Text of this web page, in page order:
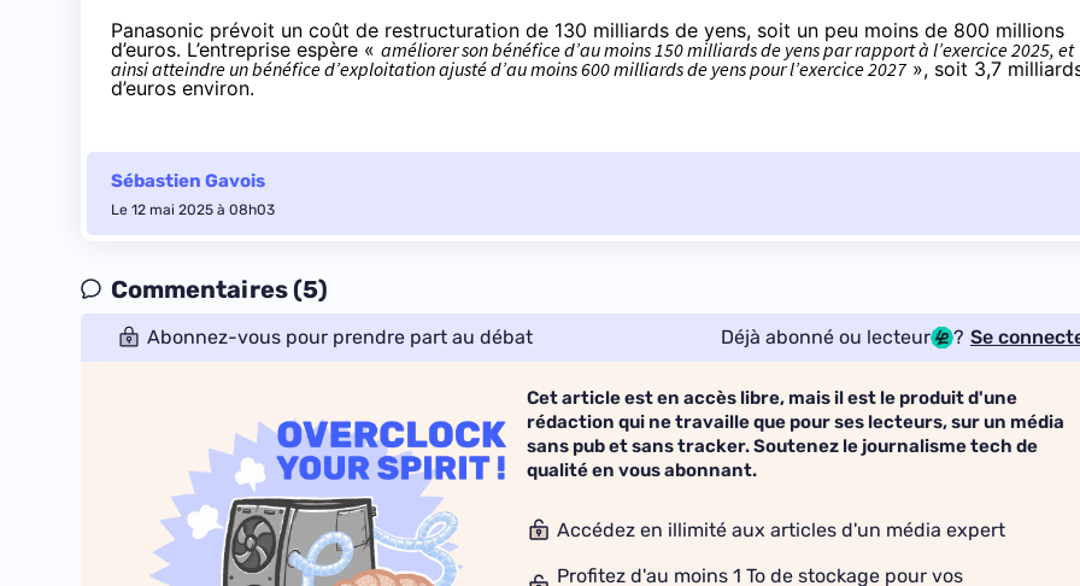
Panasonic prévoit un coût de restructuration de 130 milliards de yens, soit un peu moins de 800 millions
d’euros. L’entreprise espère « améliorer son bénéfice d’au moins 150 milliards de yens par rapport à l’exercice 2025, et
ainsi atteindre un bénéfice d’exploitation ajusté d’au moins 600 milliards de yens pour l’exercice 2027», soit 3,7
d’euros environ.
Sébastien Gavois
Le 12 mai 2025 à 08h03
Commentaires (5)
Abonnez-vous pour prendre part au débat Déjà abonné ou lecteur ? Se
Cet article est en accès libre, mais il est le produit d'une
rédaction qui ne travaille que pour ses lecteurs, sur un média
sans pub et sans tracker. Soutenez le journalisme tech de
qualité en vous abonnant.
Accédez en illimité aux articles d'un média expert
Profitez d'au moins 1 To de stockage pour vos